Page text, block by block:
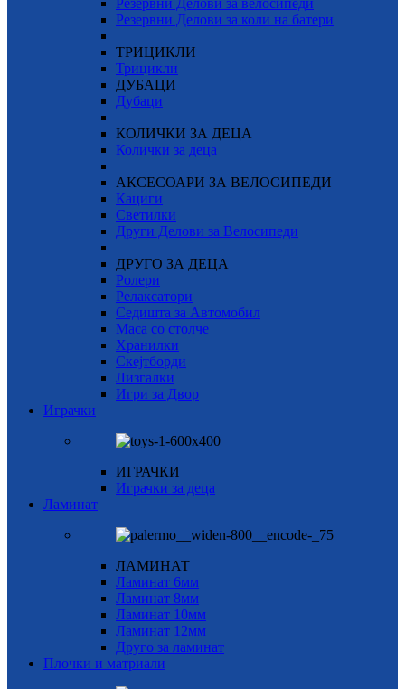
Резервни Делови за велосипеди
Резервни Делови за коли на батери
ТРИЦИКЛИ
Трицикли
ДУБАЦИ
Дубаци
КОЛИЧКИ ЗА ДЕЦА
Колички за деца
АКСЕСОАРИ ЗА ВЕЛОСИПЕДИ
Кациги
Светилки
Други Делови за Велосипеди
ДРУГО ЗА ДЕЦА
Ролери
Релаксатори
Седишта за Автомобил
Маса со столче
Хранилки
Скејтборди
Лизгалки
Игри за Двор
Играчки
ИГРАЧКИ
Играчки за деца
Ламинат
ЛАМИНАТ
Ламинат 6мм
Ламинат 8мм
Ламинат 10мм
Ламинат 12мм
Друго за ламинат
Плочки и матриали